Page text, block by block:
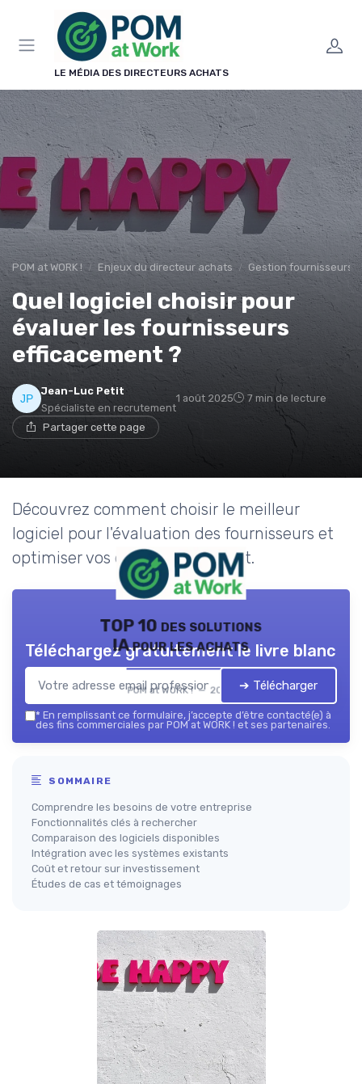
LE MÉDIA DES DIRECTEURS ACHATS
POM at WORK ! Enjeux du directeur achats Gestion fournisseurs
Quel logiciel choisir pour
évaluer les fournisseurs
efficacement ?
Jean-Luc Petit
Spécialiste en recrutement
1 août 2025 7 min de lecture
Partager cette page
Découvrez comment choisir le meilleur
logiciel pour l'évaluation des fournisseurs et
optimiser vos opérations d'achat.
TOP 10 des solutions
IA pour les achats
POM at WORK ! — 2026
Téléchargez gratuitement le livre blanc
➔ Télécharger
* En remplissant ce formulaire, j’accepte d’être contacté(e) à
des fins commerciales par POM at WORK ! et ses partenaires.
SOMMAIRE
Comprendre les besoins de votre entreprise
Fonctionnalités clés à rechercher
Comparaison des logiciels disponibles
Intégration avec les systèmes existants
Coût et retour sur investissement
Études de cas et témoignages
Panneau de gestion des cookies